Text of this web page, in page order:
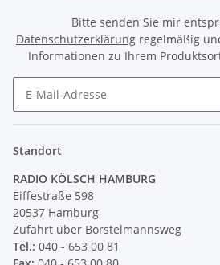
Bitte senden Sie mir
Datenschutzerklärung regelmäßig
Informationen zu Ihrem
Standort
RADIO KÖLSCH HAMBURG
Eiffestraße 598
20537 Hamburg
Zufahrt über Borstelmannsweg
Tel.: 040 - 653 00 81